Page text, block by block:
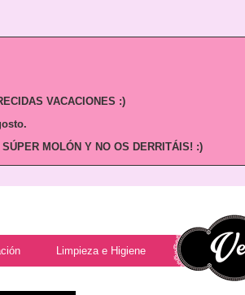
VACACIONES :)
SÚPER MOLÓN Y NO OS DERRITÁIS! :)
Limpieza e Higiene